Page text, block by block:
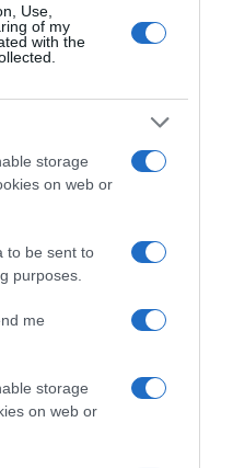
Use,
of my
with the
storage
on web or
to be sent to
purposes.
me
storage
on web or